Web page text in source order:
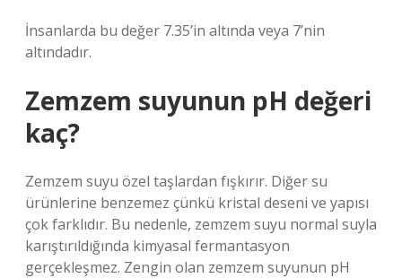
İnsanlarda bu değer 7.35’in altında veya 7’nin
altındadır.
Zemzem suyunun pH değeri
kaç?
Zemzem suyu özel taşlardan fışkırır. Diğer su
ürünlerine benzemez çünkü kristal deseni ve yapısı
çok farklıdır. Bu nedenle, zemzem suyu normal suyla
karıştırıldığında kimyasal fermantasyon
gerçekleşmez. Zengin olan zemzem suyunun pH